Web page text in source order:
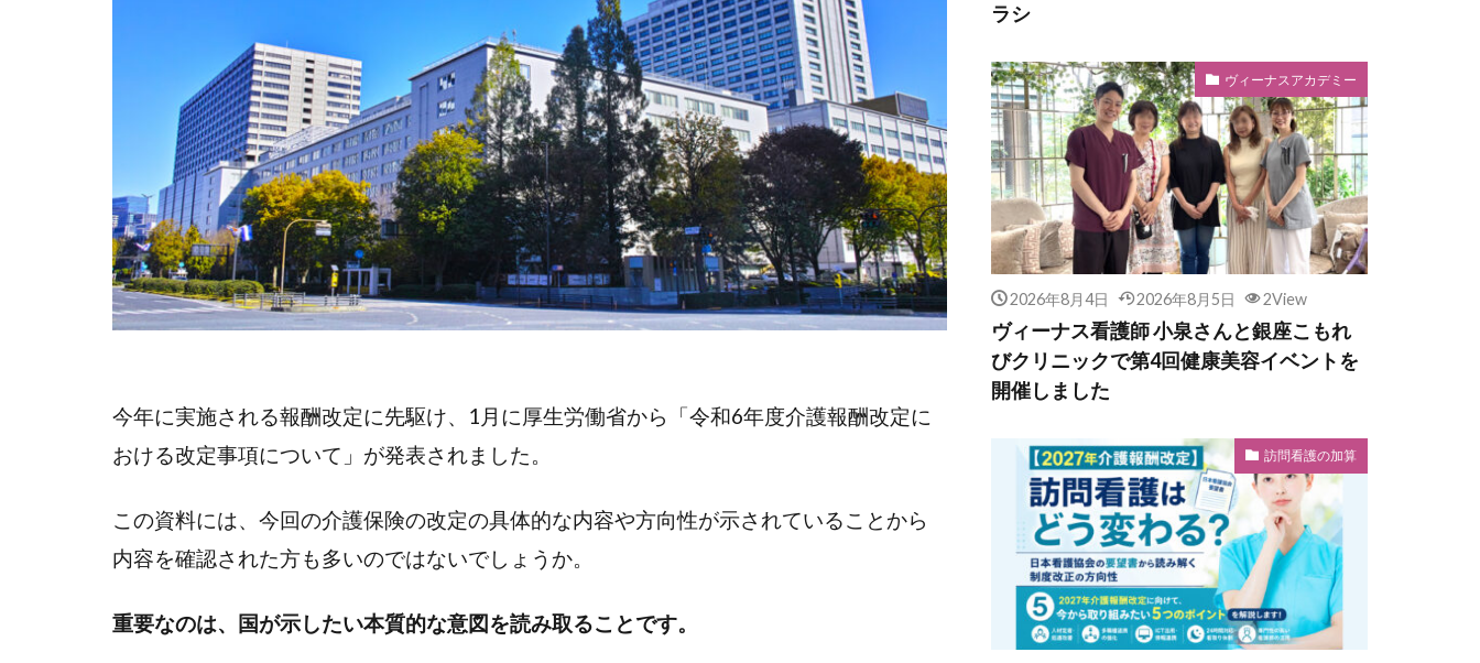
今年に実施される報酬改定に先駆け、1月に厚生労働省から「令和6年度介護報酬改定に
おける改定事項について」が発表されました。
この資料には、今回の介護保険の改定の具体的な内容や方向性が示されていることから
内容を確認された方も多いのではないでしょうか。
重要なのは、国が示したい本質的な意図を読み取ることです。
ラシ
ヴィーナスアカデミー
2026年8月4日 2026年8月5日 2View
ヴィーナス看護師 小泉さんと銀座こもれ
びクリニックで第4回健康美容イベントを
開催しました
訪問看護の加算